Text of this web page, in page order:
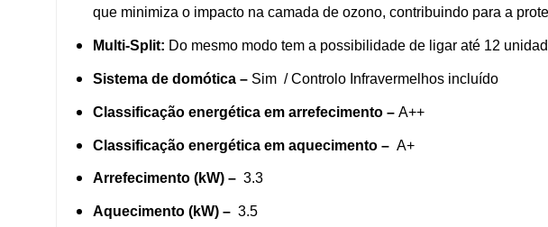
que minimiza o impacto na camada de ozono, contribuindo para a
Multi-Split: Do mesmo modo tem a possibilidade de ligar até 12
Sistema de domótica – Sim / Controlo Infravermelhos incluído
Classificação energética em arrefecimento – A++
Classificação energética em aquecimento – A+
Arrefecimento (kW) – 3.3
Aquecimento (kW) – 3.5